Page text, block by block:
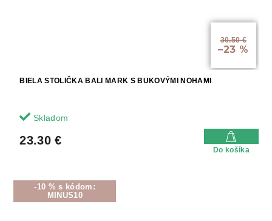
30.50 €
–23 %
BIELA STOLIČKA BALI MARK S BUKOVÝMI NOHAMI
Skladom
23.30 €
Do košíka
-10 % s kódom:
MINUS10